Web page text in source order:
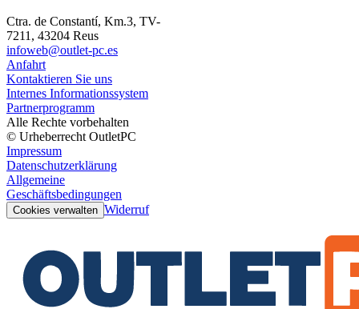
Ctra. de Constantí, Km.3, TV-
7211, 43204 Reus
infoweb@outlet-pc.es
Anfahrt
Kontaktieren Sie uns
Internes Informationssystem
Partnerprogramm
Alle Rechte vorbehalten
© Urheberrecht OutletPC
Impressum
Datenschutzerklärung
Allgemeine
Geschäftsbedingungen
Cookies verwalten Widerruf